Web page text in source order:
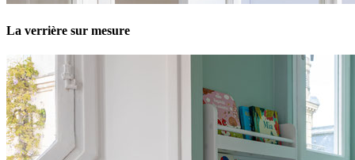
La verrière sur mesure